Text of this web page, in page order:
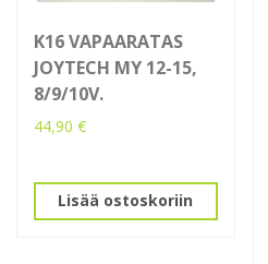
K16 VAPAARATAS
JOYTECH MY 12-15,
8/9/10V.
44,90 €
Lisää ostoskoriin